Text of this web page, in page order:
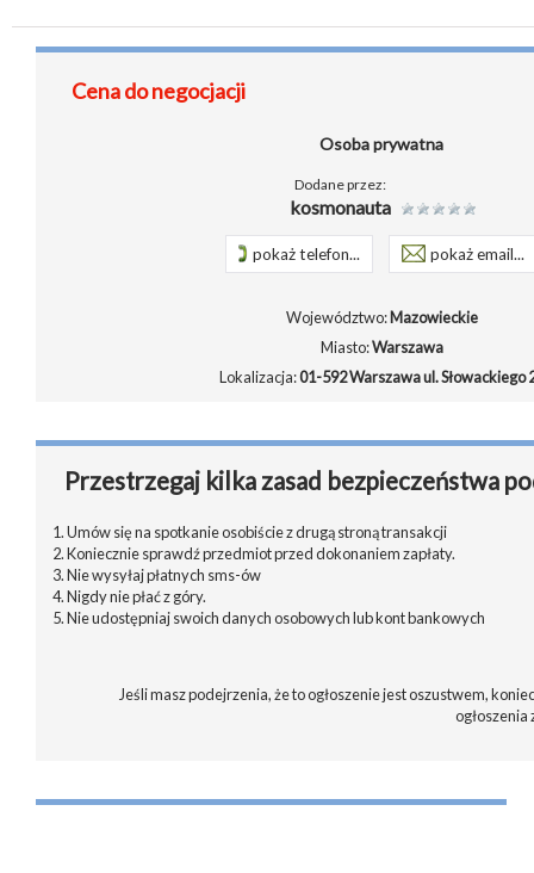
Cena do negocjacji
Osoba prywatna
Dodane przez:
kosmonauta
pokaż telefon... pokaż email...
Województwo:Mazowieckie
Miasto:Warszawa
Lokalizacja:01-592 Warszawa ul. Słowackiego
Przestrzegaj kilka zasad bezpieczeństwa
1. Umów się na spotkanie osobiście z drugą stroną transakcji
2. Koniecznie sprawdź przedmiot przed dokonaniem zapłaty.
3. Nie wysyłaj płatnych sms-ów
4. Nigdy nie płać z góry.
5. Nie udostępniaj swoich danych osobowych lub kont bankowych
Jeśli masz podejrzenia, że to ogłoszenie jest oszustwem,